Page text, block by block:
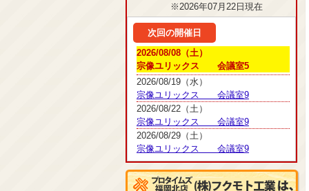
※2026年07月22日現在
次回の開催日
2026/08/08（土）
宗像ユリックス 会議室5
2026/08/19（水）
宗像ユリックス 会議室9
2026/08/22（土）
宗像ユリックス 会議室9
2026/08/29（土）
宗像ユリックス 会議室9